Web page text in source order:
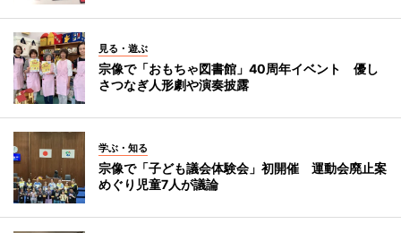
見る・遊ぶ
宗像で「おもちゃ図書館」40周年イベント 優し
さつなぎ人形劇や演奏披露
学ぶ・知る
宗像で「子ども議会体験会」初開催 運動会廃止案
めぐり児童7人が議論